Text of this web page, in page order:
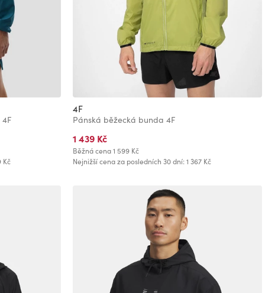
Kč
4F
Pánská běžecká bunda 4F
1 439 Kč
Běžná cena1 599 Kč
Nejnižší cena za posledních 30 dní: 1 367 Kč